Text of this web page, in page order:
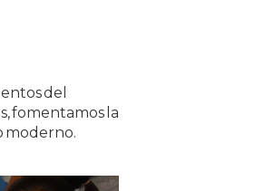
del
fomentamos la
moderno.